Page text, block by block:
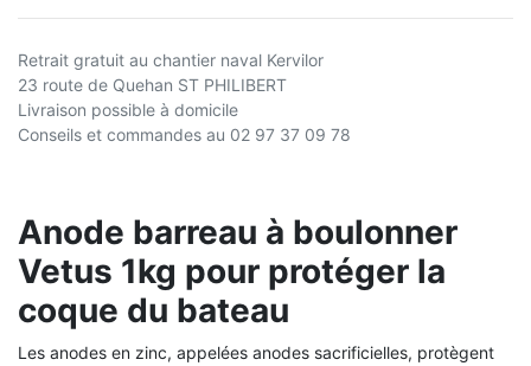
Retrait gratuit au chantier naval Kervilor
23 route de Quehan ST PHILIBERT
Livraison possible à domicile
Conseils et commandes au 02 97 37 09 78
Anode barreau à boulonner
Vetus 1kg pour protéger la
coque du bateau
Les anodes en zinc, appelées anodes sacrificielles, protègent